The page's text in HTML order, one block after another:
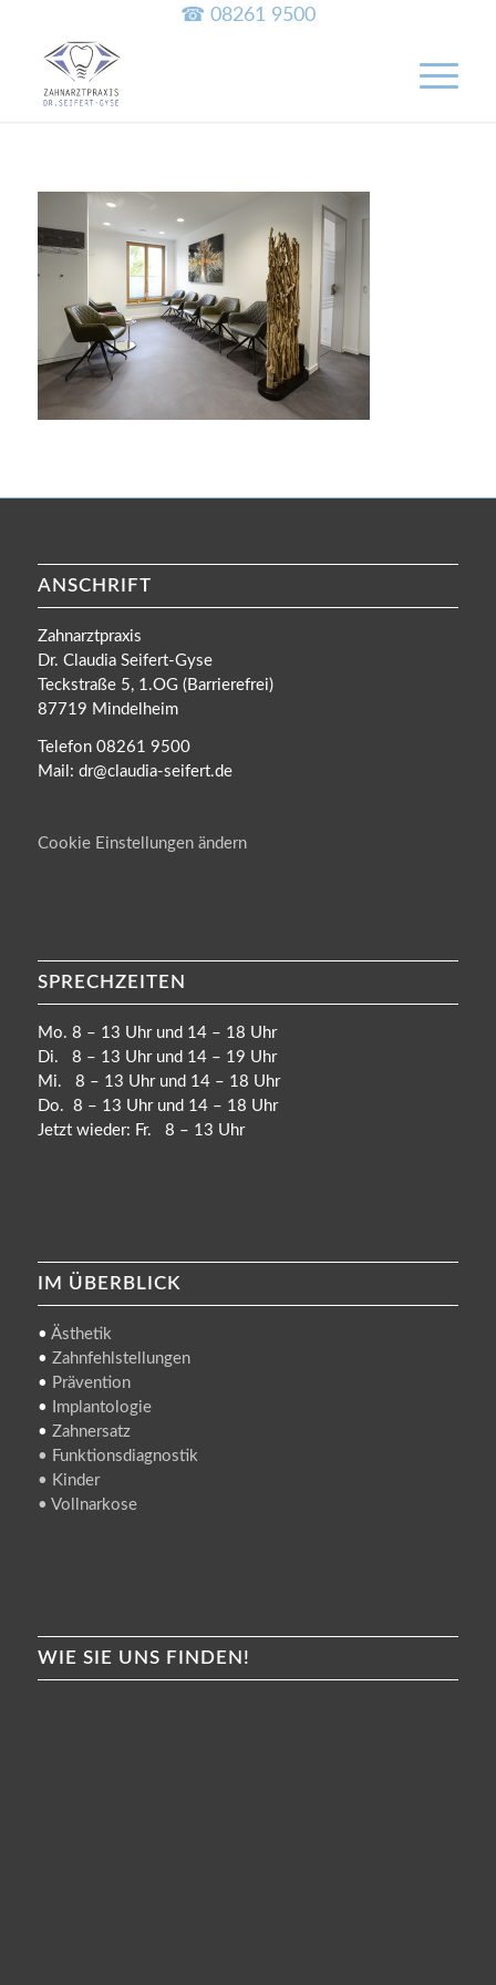
☎ 08261 9500
ANSCHRIFT
Zahnarztpraxis
Dr. Claudia Seifert-Gyse
Teckstraße 5, 1.OG (Barrierefrei)
87719 Mindelheim
Telefon 08261 9500
Mail: dr@claudia-seifert.de
Cookie Einstellungen ändern
SPRECHZEITEN
Mo. 8 – 13 Uhr und 14 – 18 Uhr
Di. 8 – 13 Uhr und 14 – 19 Uhr
Mi. 8 – 13 Uhr und 14 – 18 Uhr
Do. 8 – 13 Uhr und 14 – 18 Uhr
Jetzt wieder: Fr. 8 – 13 Uhr
IM ÜBERBLICK
• Ästhetik
• Zahnfehlstellungen
• Prävention
•
Implantologie
• Zahnersatz
• Funktionsdiagnostik
• Kinder
• Vollnarkose
WIE SIE UNS FINDEN!